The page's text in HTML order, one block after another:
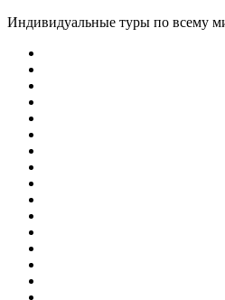
Индивидуальные туры по всему